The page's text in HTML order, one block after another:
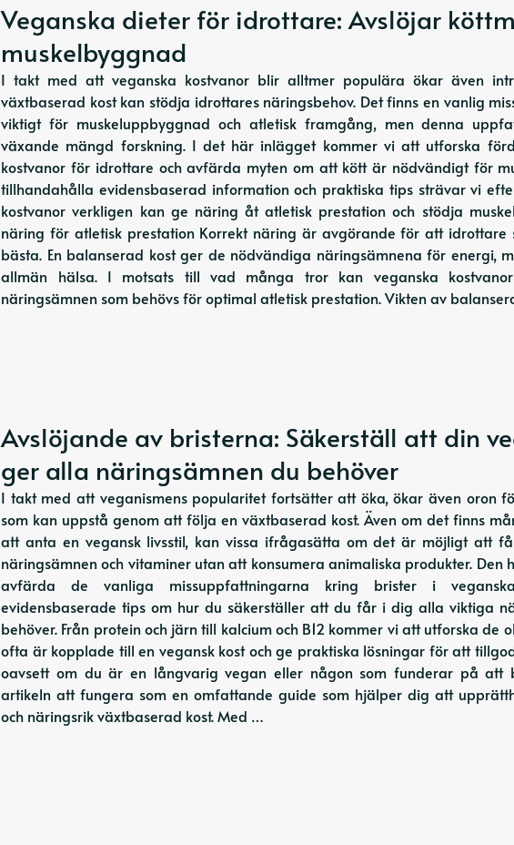
Veganska dieter för idrottare: Avslöjar
muskelbyggnad
I takt med att veganska kostvanor blir alltmer populära ökar även
växtbaserad kost kan stödja idrottares näringsbehov. Det finns en vanlig
viktigt för muskeluppbyggnad och atletisk framgång, men denna
växande mängd forskning. I det här inlägget kommer vi att utforska
kostvanor för idrottare och avfärda myten om att kött är nödvändigt för
tillhandahålla evidensbaserad information och praktiska tips strävar vi
kostvanor verkligen kan ge näring åt atletisk prestation och stödja
näring för atletisk prestation Korrekt näring är avgörande för att idrottare
bästa. En balanserad kost ger de nödvändiga näringsämnena för energi,
allmän hälsa. I motsats till vad många tror kan veganska
näringsämnen som behövs för optimal atletisk prestation. Vikten av
Avslöjande av bristerna: Säkerställ att din
ger alla näringsämnen du behöver
I takt med att veganismens popularitet fortsätter att öka, ökar även oron
som kan uppstå genom att följa en växtbaserad kost. Även om det finns
att anta en vegansk livsstil, kan vissa ifrågasätta om det är möjligt att
näringsämnen och vitaminer utan att konsumera animaliska produkter. Den
avfärda de vanliga missuppfattningarna kring brister i
evidensbaserade tips om hur du säkerställer att du får i dig alla viktiga
behöver. Från protein och järn till kalcium och B12 kommer vi att utforska de
ofta är kopplade till en vegansk kost och ge praktiska lösningar för att
oavsett om du är en långvarig vegan eller någon som funderar på att
artikeln att fungera som en omfattande guide som hjälper dig att
och näringsrik växtbaserad kost. Med …